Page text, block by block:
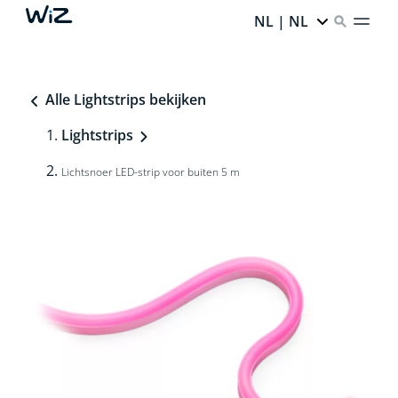
NL | NL
Alle Lightstrips bekijken
Lightstrips
Lichtsnoer LED-strip voor buiten 5 m